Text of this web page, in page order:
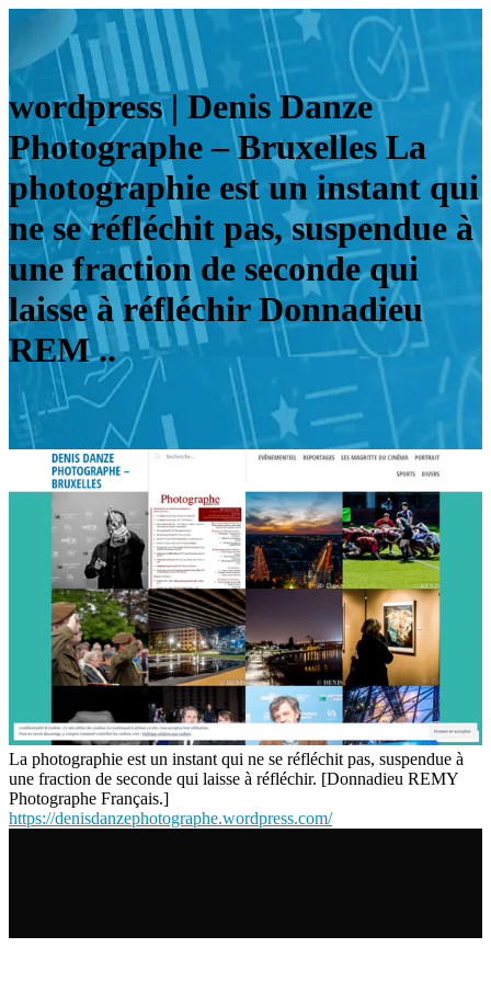
wordpress | Denis Danze
Photographe – Bruxelles La
pho­tog­rap­hie est un instant qui
ne se réfléchit pas, suspendue à
une fraction de seconde qui
laisse à réfléchir Donnadieu
REM ..
La photographie est un instant qui ne se réfléchit pas, suspendue à
une fraction de seconde qui laisse à réfléchir. [Donnadieu REMY
Photographe Français.]
https://denisdanzephotographe.wordpress.com/